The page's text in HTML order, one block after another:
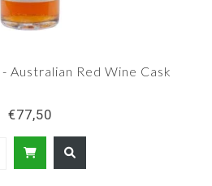
Australian Red Wine Cask
€77,50